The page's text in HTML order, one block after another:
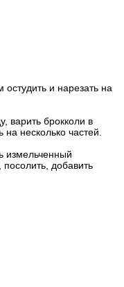
и нарезать на
варить брокколи в
несколько частей.
измельченный
добавить